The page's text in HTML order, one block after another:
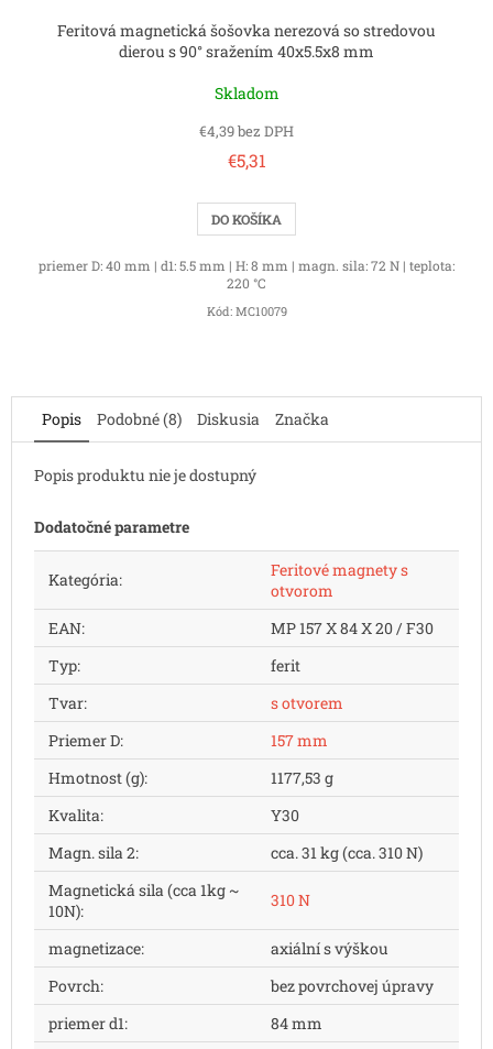
Feritová magnetická šošovka nerezová so stredovou
dierou s 90° sražením 40x5.5x8 mm
Skladom
€4,39 bez DPH
€5,31
DO KOŠÍKA
priemer D: 40 mm | d1: 5.5 mm | H: 8 mm | magn. sila: 72 N | teplota:
220 °C
Kód: MC10079
Popis Podobné (8) Diskusia Značka
Popis produktu nie je dostupný
Dodatočné parametre
Kategória:
Feritové magnety s
otvorom
EAN:
MP 157 X 84 X 20 / F30
Typ:
ferit
Tvar:
s otvorem
Priemer D:
157 mm
Hmotnost (g):
1177,53 g
Kvalita:
Y30
Magn. sila 2:
cca. 31 kg (cca. 310 N)
Magnetická sila (cca 1kg ~
10N):
310 N
magnetizace:
axiální s výškou
Povrch:
bez povrchovej úpravy
priemer d1:
84 mm